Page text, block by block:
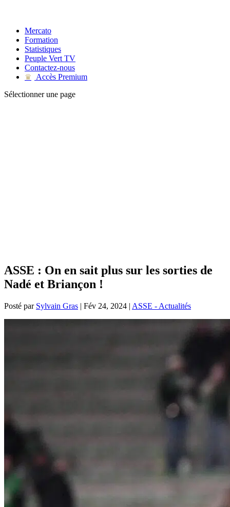
Mercato
Formation
Statistiques
Peuple Vert TV
Contactez-nous
♛
Accès Premium
Sélectionner une page
ASSE : On en sait plus sur les sorties de
Nadé et Briançon !
Posté par Sylvain Gras | Fév 24, 2024 | ASSE - Actualités